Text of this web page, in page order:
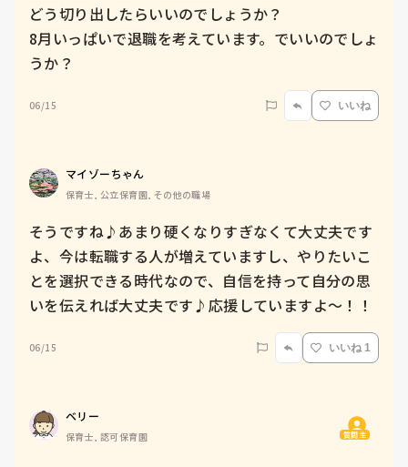
どう切り出したらいいのでしょうか？
8月いっぱいで退職を考えています。でいいのでしょ
うか？
06/15 いいね
マイゾーちゃん
保育士, 公立保育園, その他の職場
そうですね♪あまり硬くなりすぎなくて大丈夫です
よ、今は転職する人が増えていますし、やりたいこ
とを選択できる時代なので、自信を持って自分の思
いを伝えれば大丈夫です♪応援していますよ〜！！
06/15 いいね 1
ベリー
保育士, 認可保育園 質問主